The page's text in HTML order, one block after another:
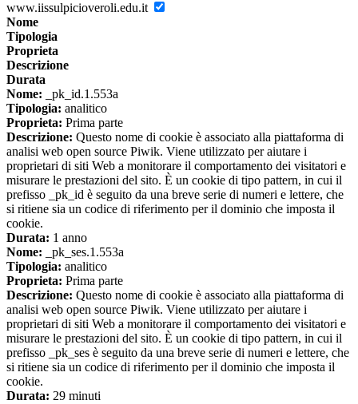
www.iissulpicioveroli.edu.it
Nome
Tipologia
Proprieta
Descrizione
Durata
Nome: _pk_id.1.553a
Tipologia: analitico
Proprieta: Prima parte
Descrizione: Questo nome di cookie è associato alla piattaforma di
analisi web open source Piwik. Viene utilizzato per aiutare i
proprietari di siti Web a monitorare il comportamento dei visitatori e
misurare le prestazioni del sito. È un cookie di tipo pattern, in cui il
prefisso _pk_id è seguito da una breve serie di numeri e lettere, che
si ritiene sia un codice di riferimento per il dominio che imposta il
cookie.
Durata: 1 anno
Nome: _pk_ses.1.553a
Tipologia: analitico
Proprieta: Prima parte
Descrizione: Questo nome di cookie è associato alla piattaforma di
analisi web open source Piwik. Viene utilizzato per aiutare i
proprietari di siti Web a monitorare il comportamento dei visitatori e
misurare le prestazioni del sito. È un cookie di tipo pattern, in cui il
prefisso _pk_ses è seguito da una breve serie di numeri e lettere, che
si ritiene sia un codice di riferimento per il dominio che imposta il
cookie.
Durata: 29 minuti